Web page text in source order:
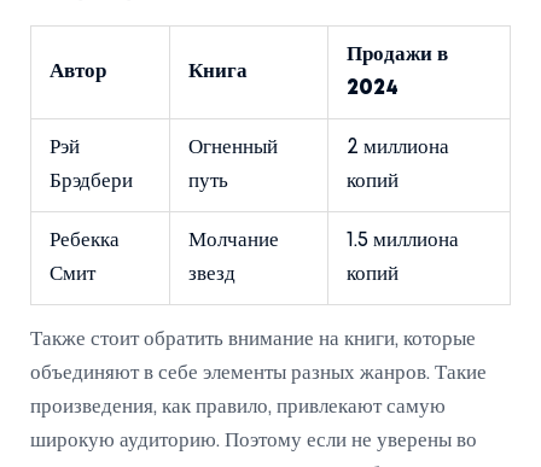
Автор Книга
Продажи в
2024
Рэй
Брэдбери
Огненный
путь
2 миллиона
копий
Ребекка
Смит
Молчание
звезд
1.5 миллиона
копий
Также стоит обратить внимание на книги, которые
объединяют в себе элементы разных жанров. Такие
произведения, как правило, привлекают самую
широкую аудиторию. Поэтому если не уверены во